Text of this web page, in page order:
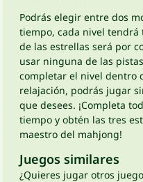
Podrás elegir entre dos
tiempo, cada nivel tendrá
de las estrellas será por
usar ninguna de las
completar el nivel dentro
relajación, podrás jugar
que desees. ¡Completa
tiempo y obtén las tres
maestro del mahjong!
Juegos similares
¿Quieres jugar otros